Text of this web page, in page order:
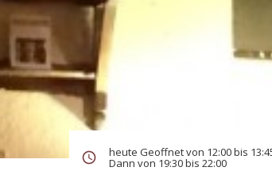
heute Geoffnet von 12:00 bis
Dann von 19:30 bis 22:00